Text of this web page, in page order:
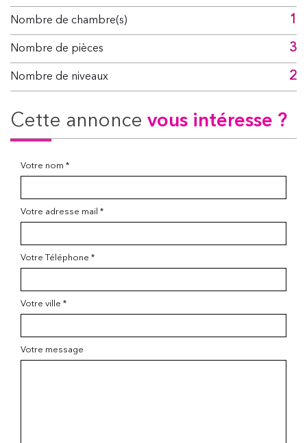
Nombre de chambre(s) 1
Nombre de pièces 3
Nombre de niveaux 2
cette annonce vous intéresse ?
Votre nom *
Votre adresse mail *
Votre Téléphone *
Votre ville *
Votre message